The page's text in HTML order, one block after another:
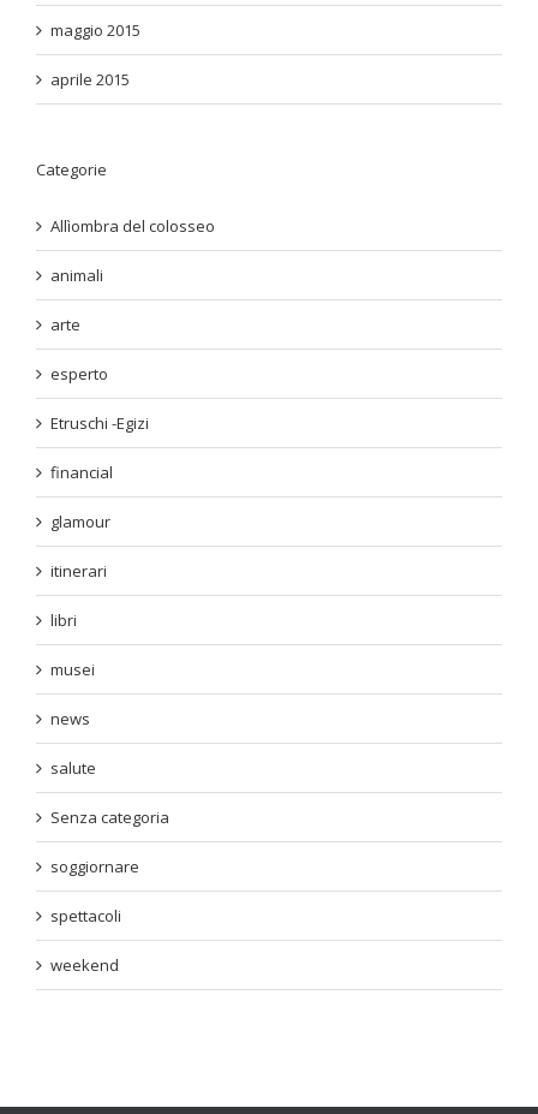
maggio 2015
aprile 2015
Categorie
Allìombra del colosseo
animali
arte
esperto
Etruschi -Egizi
financial
glamour
itinerari
libri
musei
news
salute
Senza categoria
soggiornare
spettacoli
weekend